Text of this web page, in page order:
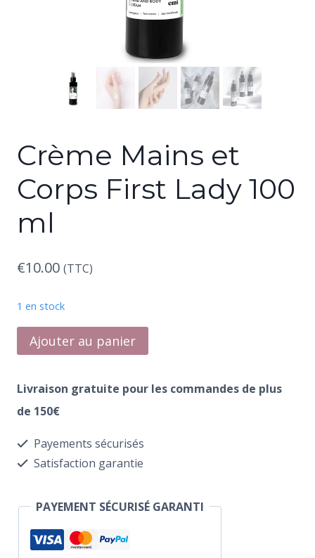
Crème Mains et
Corps First Lady 100
ml
€10.00 (TTC)
1 en stock
quantité
de
Crème
Mains
Corps
First
Ajouter au panier
Livraison gratuite pour les commandes de plus
de 150€
Payements sécurisés
Satisfaction garantie
PAYEMENT SÉCURISÉ GARANTI